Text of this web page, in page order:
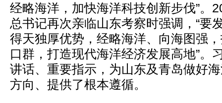
经略海洋，加快海洋科技创新步伐”。
总书记再次亲临山东考察时强调，“要
得天独厚优势，经略海洋、向海图强
口群，打造现代海洋经济发展高地”。
讲话、重要指示，为山东及青岛做好
方向、提供了根本遵循。